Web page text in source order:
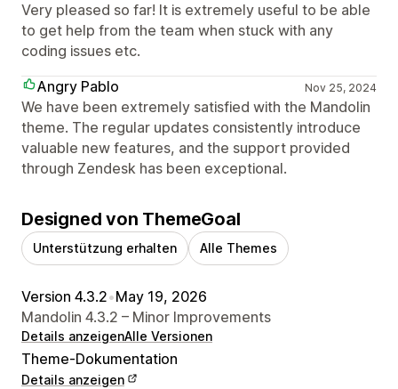
Very pleased so far! It is extremely useful to be able
to get help from the team when stuck with any
coding issues etc.
Angry Pablo
Nov 25, 2024
We have been extremely satisfied with the Mandolin
theme. The regular updates consistently introduce
valuable new features, and the support provided
through Zendesk has been exceptional.
Designed von ThemeGoal
Unterstützung erhalten Alle Themes
Version 4.3.2•May 19, 2026
Mandolin 4.3.2 – Minor Improvements
Details anzeigenAlle Versionen
Theme-Dokumentation
Details anzeigen